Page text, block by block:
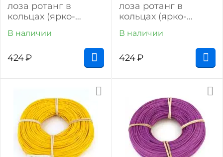
лоза ротанг в
кольцах (ярко-
В наличии
424₽
лоза ротанг в
кольцах (ярко-
В наличии
424₽